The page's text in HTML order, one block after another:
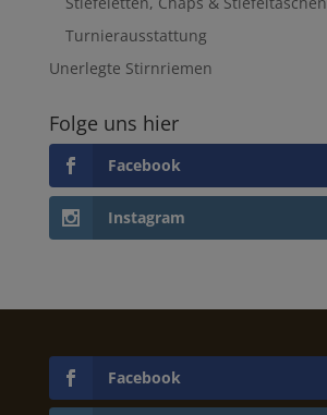
Turnierausstattung
Unerlegte Stirnriemen
Folge uns hier
Facebook
Instagram
Facebook